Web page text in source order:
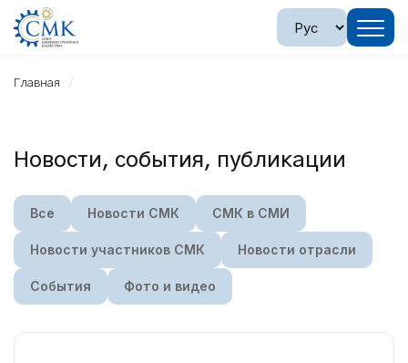
Главная
Новости, события, публикации
Все Новости СМК СМК в СМИ
Новости участников СМК Новости отрасли
События Фото и видео